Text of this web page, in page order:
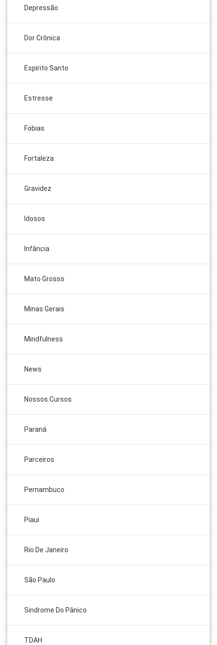
Depressão
Dor Crônica
Espirito Santo
Estresse
Fobias
Fortaleza
Gravidez
Idosos
Infância
Mato Grosso
Minas Gerais
Mindfulness
News
Nossos Cursos
Paraná
Parceiros
Pernambuco
Piaui
Rio De Janeiro
São Paulo
Sindrome Do Pânico
TDAH